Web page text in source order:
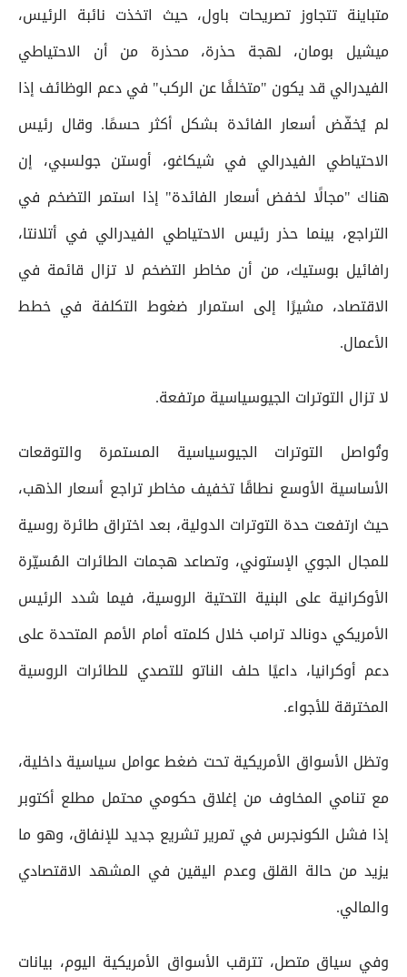
متباينة تتجاوز تصريحات باول، حيث اتخذت نائبة الرئيس،
ميشيل بومان، لهجة حذرة، محذرة من أن الاحتياطي
الفيدرالي قد يكون "متخلفًا عن الركب" في دعم الوظائف إذا
لم يُخفّض أسعار الفائدة بشكل أكثر حسمًا. وقال رئيس
الاحتياطي الفيدرالي في شيكاغو، أوستن جولسبي، إن
هناك "مجالًا لخفض أسعار الفائدة" إذا استمر التضخم في
التراجع، بينما حذر رئيس الاحتياطي الفيدرالي في أتلانتا،
رافائيل بوستيك، من أن مخاطر التضخم لا تزال قائمة في
الاقتصاد، مشيرًا إلى استمرار ضغوط التكلفة في خطط
الأعمال.
لا تزال التوترات الجيوسياسية مرتفعة.
وتُواصل التوترات الجيوسياسية المستمرة والتوقعات
الأساسية الأوسع نطاقًا تخفيف مخاطر تراجع أسعار الذهب،
حيث ارتفعت حدة التوترات الدولية، بعد اختراق طائرة روسية
للمجال الجوي الإستوني، وتصاعد هجمات الطائرات المُسيّرة
الأوكرانية على البنية التحتية الروسية، فيما شدد الرئيس
الأمريكي دونالد ترامب خلال كلمته أمام الأمم المتحدة على
دعم أوكرانيا، داعيًا حلف الناتو للتصدي للطائرات الروسية
المخترقة للأجواء.
وتظل الأسواق الأمريكية تحت ضغط عوامل سياسية داخلية،
مع تنامي المخاوف من إغلاق حكومي محتمل مطلع أكتوبر
إذا فشل الكونجرس في تمرير تشريع جديد للإنفاق، وهو ما
يزيد من حالة القلق وعدم اليقين في المشهد الاقتصادي
والمالي.
وفي سياق متصل، تترقب الأسواق الأمريكية اليوم، بيانات